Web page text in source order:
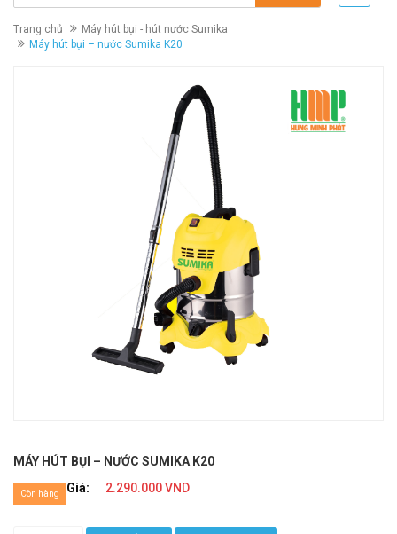
Trang chủ
Máy hút bụi - hút nước Sumika
Máy hút bụi – nước Sumika K20
MÁY HÚT BỤI – NƯỚC SUMIKA K20
Giá:
2.290.000 VND
Còn hàng